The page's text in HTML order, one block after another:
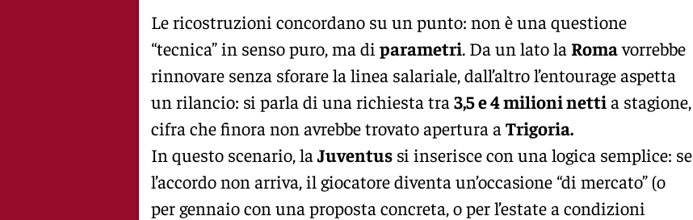
Le ricostruzioni concordano su un punto: non è una questione
“tecnica” in senso puro, ma di parametri. Da un lato la Romavorrebbe
rinnovare senza sforare la linea salariale, dall’altro l’entourage aspetta
un rilancio: si parla di una richiesta tra 3,5 e 4 milioni nettia stagione,
cifra che finora non avrebbe trovato apertura a Trigoria.
In questo scenario, la Juventus si inserisce con una logica semplice: se
l’accordo non arriva, il giocatore diventa un’occasione “di mercato” (o
per gennaio con una proposta concreta, o per l’estate a condizioni